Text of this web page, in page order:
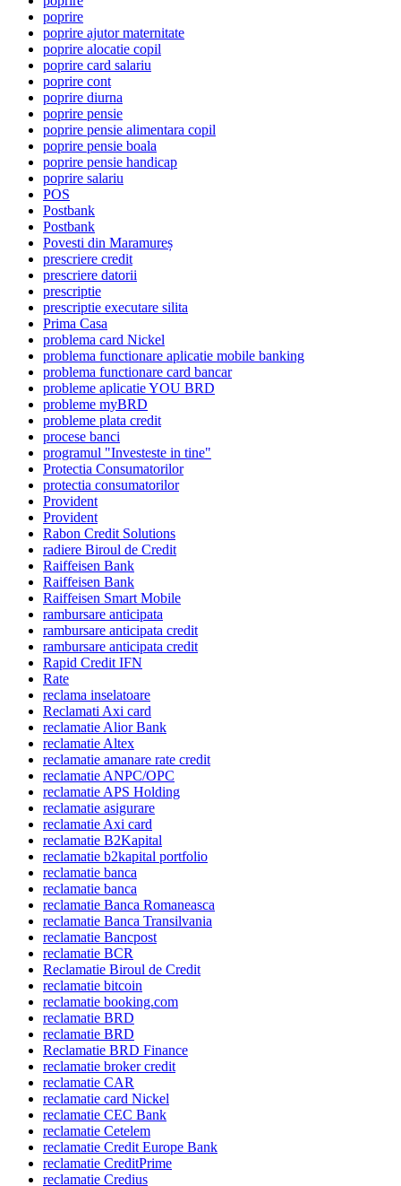
poprire
poprire ajutor maternitate
poprire alocatie copil
poprire card salariu
poprire cont
poprire diurna
poprire pensie
poprire pensie alimentara copil
poprire pensie boala
poprire pensie handicap
poprire salariu
POS
Postbank
Postbank
Povesti din Maramureș
prescriere credit
prescriere datorii
prescriptie
prescriptie executare silita
Prima Casa
problema card Nickel
problema functionare aplicatie mobile banking
problema functionare card bancar
probleme aplicatie YOU BRD
probleme myBRD
probleme plata credit
procese banci
programul "Investeste in tine"
Protectia Consumatorilor
protectia consumatorilor
Provident
Provident
Rabon Credit Solutions
radiere Biroul de Credit
Raiffeisen Bank
Raiffeisen Bank
Raiffeisen Smart Mobile
rambursare anticipata
rambursare anticipata credit
rambursare anticipata credit
Rapid Credit IFN
Rate
reclama inselatoare
Reclamati Axi card
reclamatie Alior Bank
reclamatie Altex
reclamatie amanare rate credit
reclamatie ANPC/OPC
reclamatie APS Holding
reclamatie asigurare
reclamatie Axi card
reclamatie B2Kapital
reclamatie b2kapital portfolio
reclamatie banca
reclamatie banca
reclamatie Banca Romaneasca
reclamatie Banca Transilvania
reclamatie Bancpost
reclamatie BCR
Reclamatie Biroul de Credit
reclamatie bitcoin
reclamatie booking.com
reclamatie BRD
reclamatie BRD
Reclamatie BRD Finance
reclamatie broker credit
reclamatie CAR
reclamatie card Nickel
reclamatie CEC Bank
reclamatie Cetelem
reclamatie Credit Europe Bank
reclamatie CreditPrime
reclamatie Credius